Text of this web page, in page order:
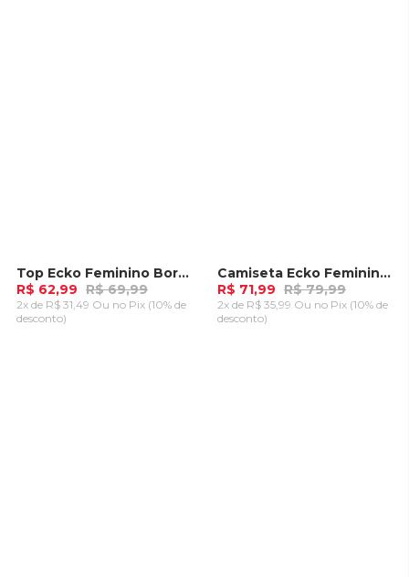
-10%Top Ecko Feminino Bord Roxa
R$ 62,99 R$ 69,99
2x de R$ 31,49 Ou no Pix (10% de
desconto)
-10%Camiseta Ecko Feminina Estampada Coral
R$ 71,99 R$ 79,99
2x de R$ 35,99 Ou no Pix (10% de
desconto)